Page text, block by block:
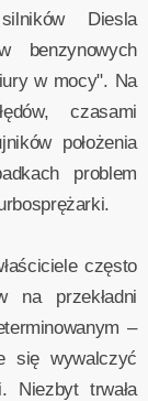
Diesla
benzynowych
w mocy". Na
czasami
położenia
problem
często
na przekładni
–
się wywalczyć
Niezbyt trwała